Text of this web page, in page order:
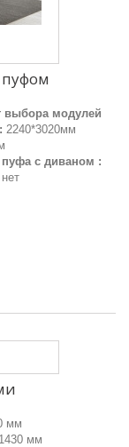
выбора модулей
2240*3020мм
пуфа с диваном :
нет
мм
мм